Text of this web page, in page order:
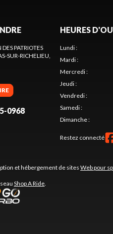
PATRIOTES
SUR-RICHELIEU
0968
HEURES
Lundi:
Mardi:
Mercredi:
Jeudi:
Vendredi:
Samedi:
Dimanche:
Restez connecté
et hébergement de sitesWeb pour
Shop A Ride